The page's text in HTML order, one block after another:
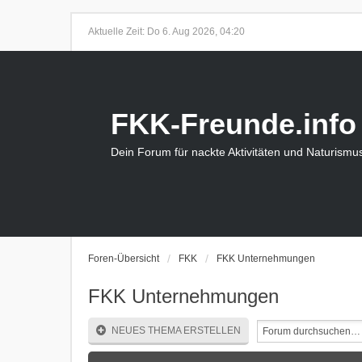
Aktuelle Zeit: Do 6. Aug 2026, 04:20
FKK-Freunde.info
Dein Forum für nackte Aktivitäten und
Foren-Übersicht FKK FKK Unternehmungen
FKK Unternehmungen
NEUES THEMA ERSTELLEN